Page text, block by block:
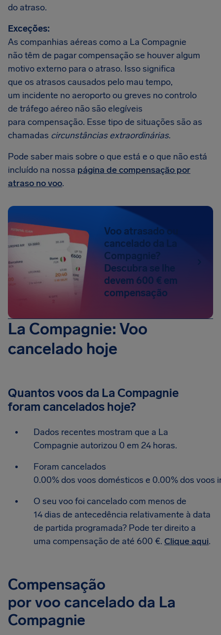
do atraso.
Exceções:
As companhias aéreas como a La Compagnie
não têm de pagar compensação se houver algum
motivo externo para o atraso. Isso significa
que os atrasos causados pelo mau tempo,
um incidente no aeroporto ou greves no controlo
de tráfego aéreo não são elegíveis
para compensação. Esse tipo de situações são as
chamadas circunstâncias extraordinárias.
Pode saber mais sobre o que está e o que não está
incluído na nossa página de compensação por
atraso no voo.
Voo atrasado ou
cancelado da La
Compagnie?
Descubra se lhe
devem 600 € em
compensação
La Compagnie: Voo
cancelado hoje
Quantos voos da La Compagnie
foram cancelados hoje?
Dados recentes mostram que a La
Compagnie autorizou 0 em 24 horas.
Foram cancelados
0.00% dos voos domésticos e 0.00% dos voos
O seu voo foi cancelado com menos de
14 dias de antecedência relativamente à data
de partida programada? Pode ter direito a
uma compensação de até 600 €. Clique aqui.
Compensação
por voo cancelado da La
Compagnie